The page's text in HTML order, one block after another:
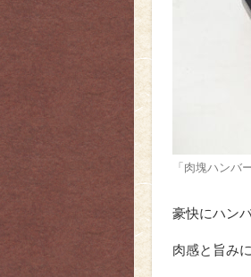
「肉塊ハンバ
豪快にハン
肉感と旨み